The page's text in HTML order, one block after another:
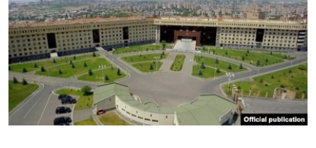
ՄԻՋԱԶԳԱՅԻՆ
ՄՇԱԿՈՒՅԹ
ՍՊՈՐՏ
ՄԵԿՆԱԲԱՆՈՒԹՅՈՒՆ
ՏՏ ԵՒ ԻՆՏԵՐՆԵՏ